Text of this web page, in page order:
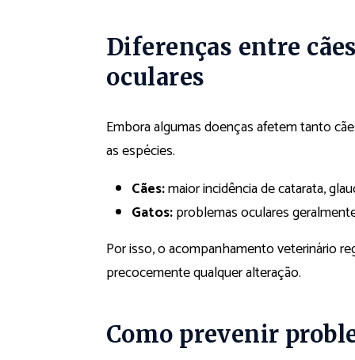
Diferenças entre
oculares
Embora algumas doenças afetem tanto
as espécies.
Cães:maior incidência de catarata,
Gatos:problemas oculares
Por isso, o acompanhamento veterinário
precocemente qualquer alteração.
Como prevenir